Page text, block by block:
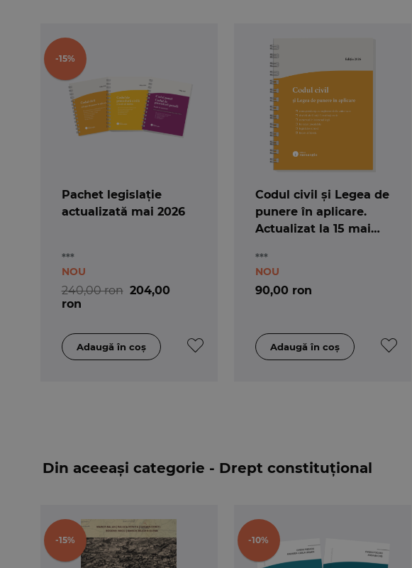
-15%
Pachet legislație
actualizată mai 2026
***
240,00 ron 204,00
ron
NOU
Codul civil și Legea de
punere în aplicare.
Actualizat la 15 mai
***
90,00 ron
NOU
Din aceeași categorie - Drept constituțional
-15% -10%